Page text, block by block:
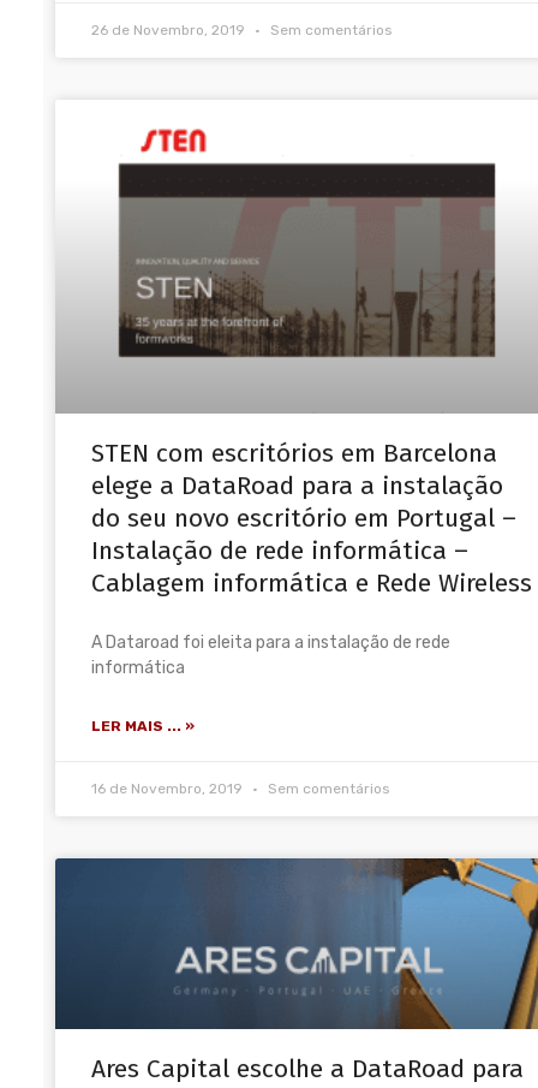
26 de Novembro, 2019 Sem comentários
STEN com escritórios em Barcelona
elege a DataRoad para a instalação
do seu novo escritório em Portugal –
Instalação de rede informática –
Cablagem informática e Rede Wireless
A Dataroad foi eleita para a instalação de rede
informática
LER MAIS ... »
16 de Novembro, 2019 Sem comentários
Ares Capital escolhe a DataRoad para